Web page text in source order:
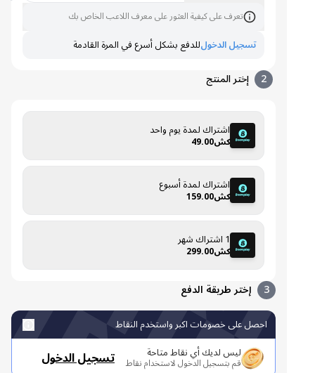
تعرف على كيفية العثور على معرف اللاعب الخاص بك
تسجيل الدخولللدفع بشكل أسرع في المرة القادمة
إختر المنتج
اشتراك لمدة يوم واحد
كش49.00
اشتراك لمدة أسبوع
كش159.00
1 اشتراك شهر
كش299.00
إختر طريقة الدفع
احصل على خصومات اكبر واستخدم النقاط
ليس لديك أي نقاط متاحة
قم بتسجيل الدخول لاستخدام نقاط تسجيل الدخول